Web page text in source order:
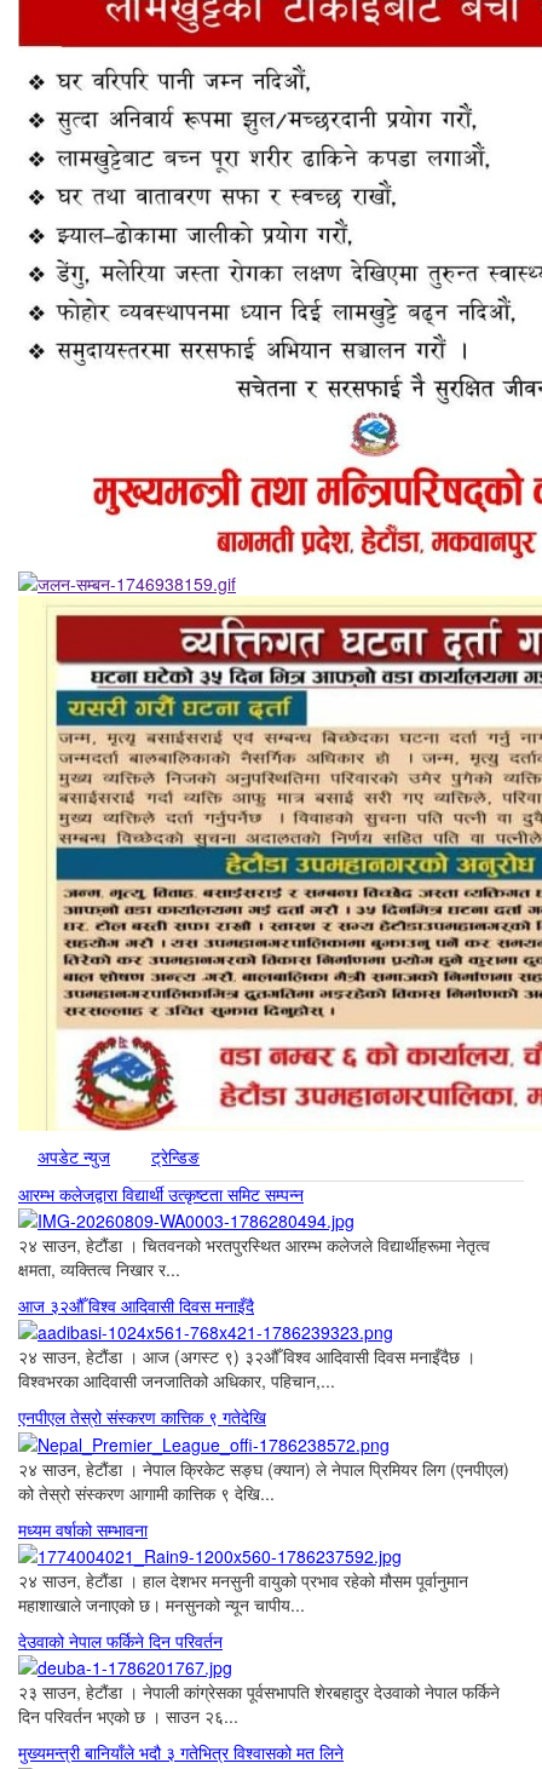
अपडेट न्युज
ट्रेन्डिङ
आरम्भ कलेजद्वारा विद्यार्थी उत्कृष्टता समिट सम्पन्न
२४ साउन, हेटौंडा । चितवनको भरतपुरस्थित आरम्भ कलेजले विद्यार्थीहरूमा नेतृत्व
क्षमता, व्यक्तित्व निखार र...
आज ३२औँ विश्व आदिवासी दिवस मनाइँदै
२४ साउन, हेटौंडा । आज (अगस्ट ९) ३२औँ विश्व आदिवासी दिवस मनाइँदैछ ।
विश्वभरका आदिवासी जनजातिको अधिकार, पहिचान,...
एनपीएल तेस्रो संस्करण कात्तिक ९ गतेदेखि
२४ साउन, हेटौंडा । नेपाल क्रिकेट सङ्घ (क्यान) ले नेपाल प्रिमियर लिग (एनपीएल)
को तेस्रो संस्करण आगामी कात्तिक ९ देखि...
मध्यम वर्षाको सम्भावना
२४ साउन, हेटौंडा । हाल देशभर मनसुनी वायुको प्रभाव रहेको मौसम पूर्वानुमान
महाशाखाले जनाएको छ। मनसुनको न्यून चापीय...
देउवाको नेपाल फर्किने दिन परिवर्तन
२३ साउन, हेटौंडा । नेपाली कांग्रेसका पूर्वसभापति शेरबहादुर देउवाको नेपाल फर्किने
दिन परिवर्तन भएको छ । साउन २६...
मुख्यमन्त्री बानियाँले भदौ ३ गतेभित्र विश्वासको मत लिने